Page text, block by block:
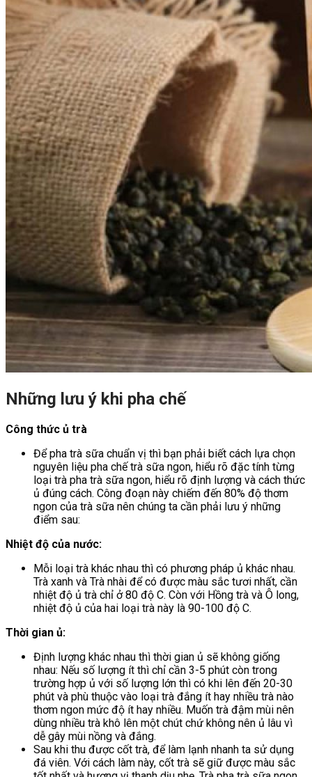
Những lưu ý khi pha chế
Công thức ủ trà
Để pha trà sữa chuẩn vị thì bạn phải biết cách lựa chọn
nguyên liệu pha chế trà sữa ngon, hiểu rõ đặc tính từng
loại trà pha trà sữa ngon, hiểu rõ định lượng và cách thức
ủ đúng cách. Công đoạn này chiếm đến 80% độ thơm
ngon của trà sữa nên chúng ta cần phải lưu ý những
điểm sau:
Nhiệt độ của nước:
Mỗi loại trà khác nhau thì có phương pháp ủ khác nhau.
Trà xanh và Trà nhài để có được màu sắc tươi nhất, cần
nhiệt độ ủ trà chỉ ở 80 độ C. Còn với Hồng trà và Ô long,
nhiệt độ ủ của hai loại trà này là 90-100 độ C.
Thời gian ủ:
Định lượng khác nhau thì thời gian ủ sẽ không giống
nhau: Nếu số lượng ít thì chỉ cần 3-5 phút còn trong
trường hợp ủ với số lượng lớn thì có khi lên đến 20-30
phút và phù thuộc vào loại trà đắng ít hay nhiều trà nào
thơm ngon mức độ ít hay nhiều. Muốn trà đậm mùi nên
dùng nhiều trà khô lên một chút chứ không nên ủ lâu vì
dễ gây mùi nồng và đắng.
Sau khi thu được cốt trà, để làm lạnh nhanh ta sử dụng
đá viên. Với cách làm này, cốt trà sẽ giữ được màu sắc